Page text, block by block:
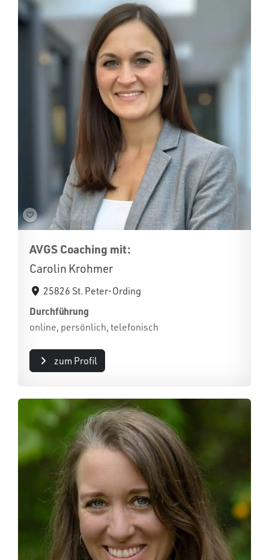
AVGS Coaching mit:
Carolin Krohmer
25826 St. Peter-Ording
Durchführung
online, persönlich, telefonisch
zum Profil